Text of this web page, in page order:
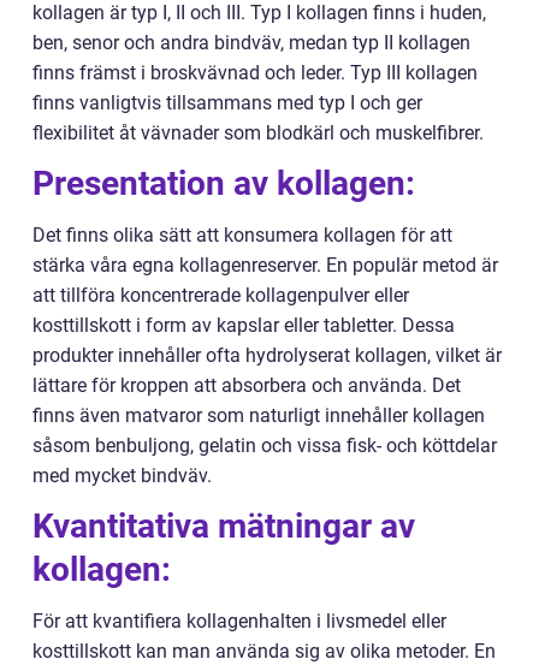
kollagen är typ I, II och III. Typ I kollagen finns i huden,
ben, senor och andra bindväv, medan typ II kollagen
finns främst i broskvävnad och leder. Typ III kollagen
finns vanligtvis tillsammans med typ I och ger
flexibilitet åt vävnader som blodkärl och muskelfibrer.
Presentation av kollagen:
Det finns olika sätt att konsumera kollagen för att
stärka våra egna kollagenreserver. En populär metod är
att tillföra koncentrerade kollagenpulver eller
kosttillskott i form av kapslar eller tabletter. Dessa
produkter innehåller ofta hydrolyserat kollagen, vilket är
lättare för kroppen att absorbera och använda. Det
finns även matvaror som naturligt innehåller kollagen
såsom benbuljong, gelatin och vissa fisk- och köttdelar
med mycket bindväv.
Kvantitativa mätningar av
kollagen:
För att kvantifiera kollagenhalten i livsmedel eller
kosttillskott kan man använda sig av olika metoder. En